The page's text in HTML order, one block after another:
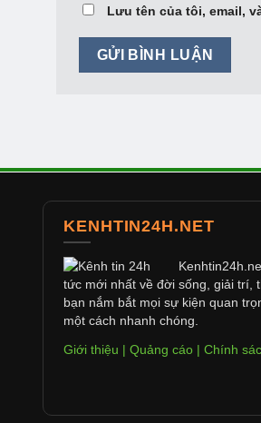
Lưu tên của tôi, email,
KENHTIN24H.NET
tức mới nhất về đời sống, giải trí,
bạn nắm bắt mọi sự kiện quan
một cách nhanh chóng.
Giới thiệu | Quảng cáo | Chính